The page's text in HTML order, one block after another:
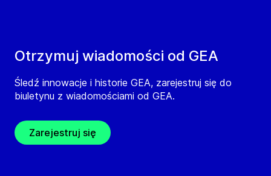
Otrzymuj wiadomości od GEA
Śledź innowacje i historie GEA, zarejestruj się do
biuletynu z wiadomościami od GEA.
Zarejestruj się